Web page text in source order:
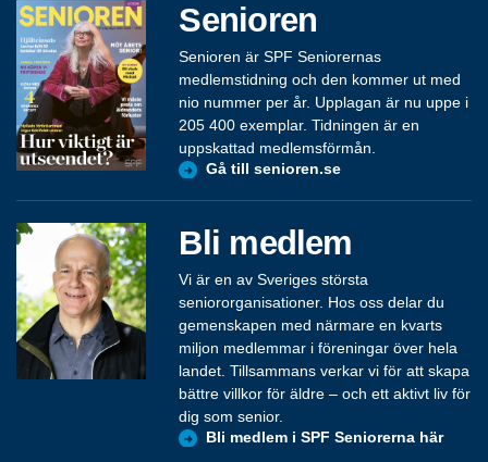
Senioren
Senioren är SPF Seniorernas
medlemstidning och den kommer ut med
nio nummer per år. Upplagan är nu uppe i
205 400 exemplar. Tidningen är en
uppskattad medlemsförmån.
Gå till senioren.se
Bli medlem
Vi är en av Sveriges största
seniororganisationer. Hos oss delar du
gemenskapen med närmare en kvarts
miljon medlemmar i föreningar över hela
landet. Tillsammans verkar vi för att skapa
bättre villkor för äldre – och ett aktivt liv för
dig som senior.
Bli medlem i SPF Seniorerna här